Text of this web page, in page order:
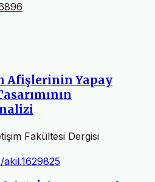
Afişlerinin Yapay
Fakültesi Dergisi